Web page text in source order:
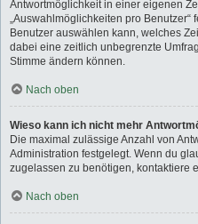
Antwortmöglichkeit in einer eigenen
„Auswahlmöglichkeiten pro Benutzer“
Benutzer auswählen kann, welches
dabei eine zeitlich unbegrenzte
Stimme ändern können.
Nach oben
Wieso kann ich nicht mehr
Die maximal zulässige Anzahl von
Administration festgelegt. Wenn du
zugelassen zu benötigen, kontaktiere
Nach oben